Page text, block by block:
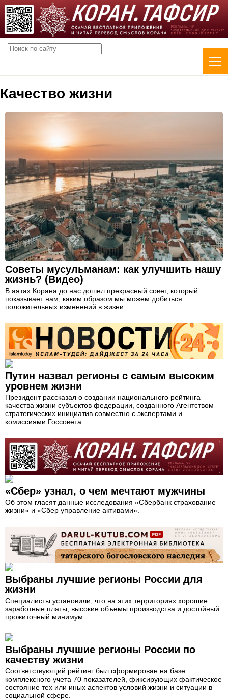
Качество жизни
Советы мусульманам: как улучшить нашу
жизнь? (Видео)
В аятах Корана до нас дошел прекрасный совет, который
показывает нам, каким образом мы можем добиться
положительных изменений в жизни.
Путин назвал регионы с самым высоким
уровнем жизни
Президент рассказал о создании национального рейтинга
качества жизни субъектов федерации, созданного Агентством
стратегических инициатив совместно с экспертами и
комиссиями Госсовета.
«Сбер» узнал, о чем мечтают мужчины
Об этом гласят данные исследования «Сбербанк страхование
жизни» и «Сбер управление активами».
Выбраны лучшие регионы России для
жизни
Специалисты установили, что на этих территориях хорошие
заработные платы, высокие объемы производства и достойный
прожиточный минимум.
Выбраны лучшие регионы России по
качеству жизни
Соответствующий рейтинг был сформирован на базе
комплексного учета 70 показателей, фиксирующих фактическое
состояние тех или иных аспектов условий жизни и ситуации в
социальной сфере.